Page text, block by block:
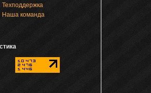
Техподдержка
Наша команда